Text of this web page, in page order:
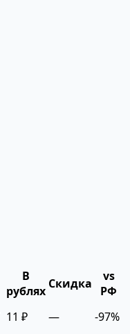
В
рублях Скидка
vs
РФ
11 ₽ — -97%